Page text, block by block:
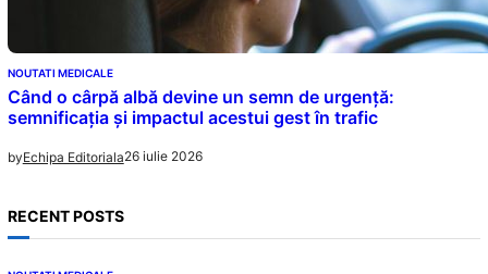
NOUTATI MEDICALE
Când o cârpă albă devine un semn de urgență:
semnificația și impactul acestui gest în trafic
byEchipa Editoriala26 iulie 2026
RECENT POSTS